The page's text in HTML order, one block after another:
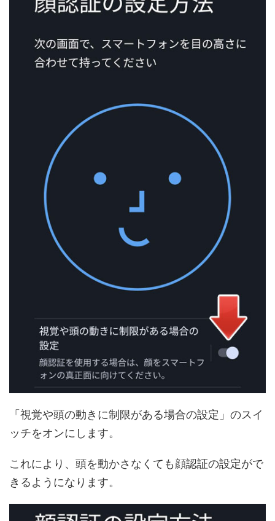
「視覚や頭の動きに制限がある場合の設定」のスイ
ッチをオンにします。
これにより、頭を動かさなくても顔認証の設定がで
きるようになります。